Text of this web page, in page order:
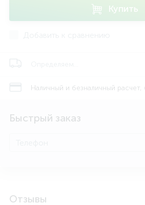
Купить
Наличный и безналичный расчет,
Быстрый заказ
Отзывы